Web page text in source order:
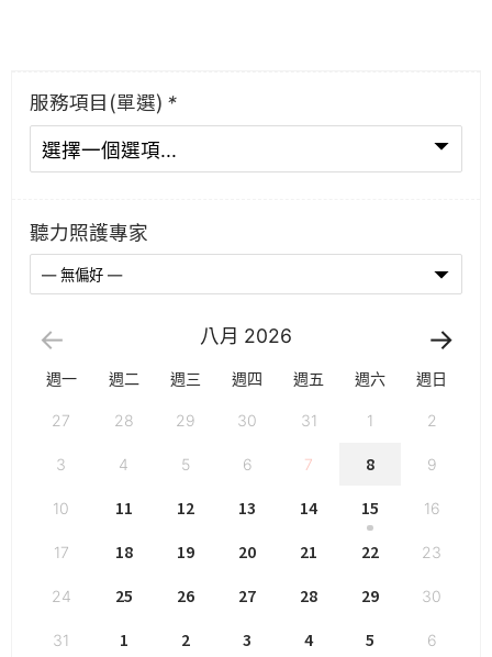
服務項目(單選) *
聽力照護專家
八月 2026
週一 週二 週三 週四 週五 週六 週日
27 28 29 30 31 1 2
3 4 5 6 7 8 9
10 11 12 13 14 15 16
17 18 19 20 21 22 23
24 25 26 27 28 29 30
31 1 2 3 4 5 6